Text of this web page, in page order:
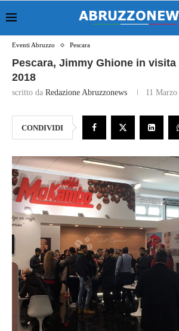
Eventi Abruzzo Pescara
Pescara, Jimmy Ghione in visita
2018
scritto da Redazione Abruzzonews 11
CONDIVIDI